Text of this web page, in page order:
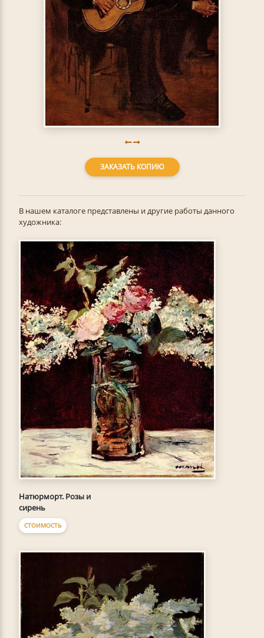
ЗАКАЗАТЬ КОПИЮ
В нашем каталоге представлены и другие работы данного
художника:
Натюрморт. Розы и
сирень
СТОИМОСТЬ